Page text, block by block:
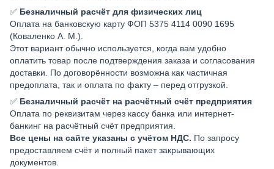
✅ Безналичный расчёт для физических лиц
Оплата на банковскую карту ФОП 5375 4114 0090 1695
(Коваленко А. М.).
Этот вариант обычно используется, когда вам удобно
оплатить товар после подтверждения заказа и согласования
доставки. По договорённости возможна как частичная
предоплата, так и оплата по факту – перед отгрузкой.
✅ Безналичный расчёт на расчётный счёт предприятия
Оплата по реквизитам через кассу банка или интернет-
банкинг на расчётный счёт предприятия.
Все цены на сайте указаны с учётом НДС. По запросу
предоставляем счёт и полный пакет закрывающих
документов.